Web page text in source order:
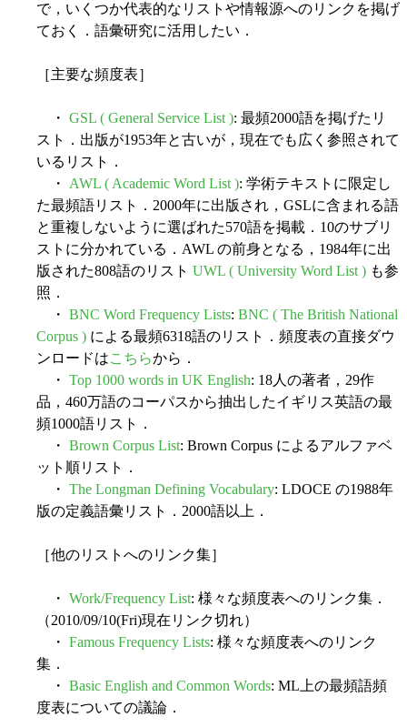
で，いくつか代表的なリストや情報源へのリンクを掲げ
ておく．語彙研究に活用したい．
［主要な頻度表］
・ GSL ( General Service List ): 最頻2000語を掲げたリ
スト．出版が1953年と古いが，現在でも広く参照されて
いるリスト．
・ AWL ( Academic Word List ): 学術テキストに限定し
た最頻語リスト．2000年に出版され，GSLに含まれる語
と重複しないように選ばれた570語を掲載．10のサブリ
ストに分かれている．AWL の前身となる，1984年に出
版された808語のリスト UWL ( University Word List ) も参
照．
・ BNC Word Frequency Lists: BNC ( The British National
Corpus ) による最頻6318語のリスト．頻度表の直接ダウ
ンロードはこちらから．
・ Top 1000 words in UK English: 18人の著者，29作
品，460万語のコーパスから抽出したイギリス英語の最
頻1000語リスト．
・ Brown Corpus List: Brown Corpus によるアルファベ
ット順リスト．
・ The Longman Defining Vocabulary: LDOCE の1988年
版の定義語彙リスト．2000語以上．
［他のリストへのリンク集］
・ Work/Frequency List: 様々な頻度表へのリンク集．
（2010/09/10(Fri)現在リンク切れ）
・ Famous Frequency Lists: 様々な頻度表へのリンク
集．
・ Basic English and Common Words: ML上の最頻語頻
度表についての議論．